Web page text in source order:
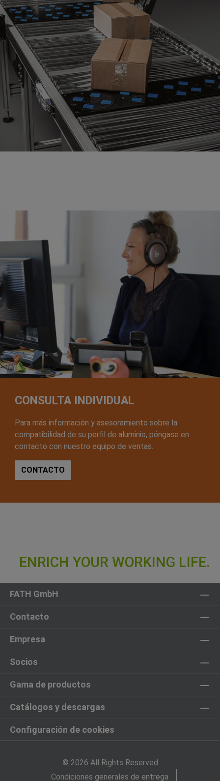
CONSULTA INDIVIDUAL
Para más información y asesoramiento sobre la
compatibilidad de su perfil de aluminio, póngase en
contacto con nuestro equipo de ventas.
CONTACTO
FATH GmbH
Contacto
Empresa
Socios
Gama de productos
Catálogos y descargas
Configuración de cookies
© 2026 All Rights Reserved
Condiciones generales de entrega